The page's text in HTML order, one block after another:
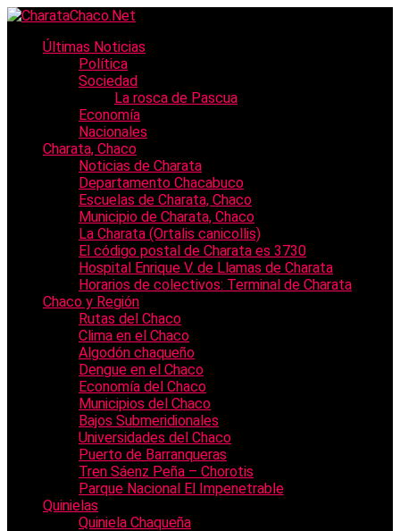
Últimas Noticias
Política
Sociedad
La rosca de Pascua
Economía
Nacionales
Charata, Chaco
Noticias de Charata
Departamento Chacabuco
Escuelas de Charata, Chaco
Municipio de Charata, Chaco
La Charata (Ortalis canicollis)
El código postal de Charata es 3730
Hospital Enrique V. de Llamas de Charata
Horarios de colectivos: Terminal de Charata
Chaco y Región
Rutas del Chaco
Clima en el Chaco
Algodón chaqueño
Dengue en el Chaco
Economía del Chaco
Municipios del Chaco
Bajos Submeridionales
Universidades del Chaco
Puerto de Barranqueras
Tren Sáenz Peña – Chorotis
Parque Nacional El Impenetrable
Quinielas
Quiniela Chaqueña